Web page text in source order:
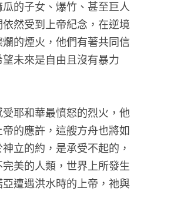
巫師、麻瓜的子女、爆竹、甚至巨人
，但他們依然受到上帝紀念，在逆境
命中最燦爛的煙火，他們有著共同信
，他們希望未來是自由且沒有暴力
的角度感受耶和華最憤怒的烈火，他
若沒有上帝的應許，這艘方舟也將如
類，對於神立的約，是承受不起的，
接納了不完美的人類，世界上所發生
，也是諾亞遭遇洪水時的上帝，祂與